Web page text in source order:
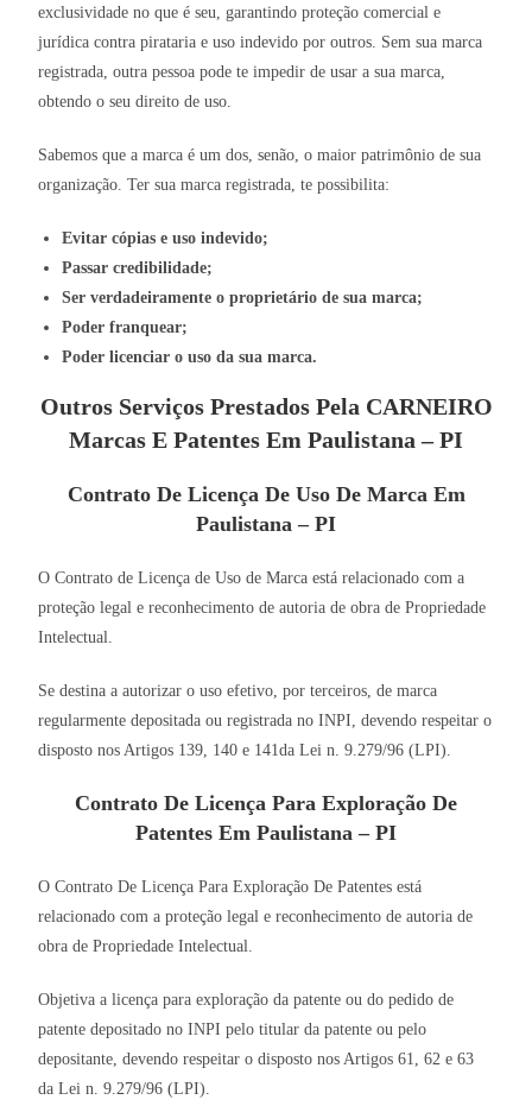
exclusividade no que é seu, garantindo proteção comercial e
jurídica contra pirataria e uso indevido por outros. Sem sua marca
registrada, outra pessoa pode te impedir de usar a sua marca,
obtendo o seu direito de uso.
Sabemos que a marca é um dos, senão, o maior patrimônio de sua
organização. Ter sua marca registrada, te possibilita:
Evitar cópias e uso indevido;
Passar credibilidade;
Ser verdadeiramente o proprietário de sua marca;
Poder franquear;
Poder licenciar o uso da sua marca.
Outros Serviços Prestados Pela CARNEIRO
Marcas E Patentes Em Paulistana – PI
Contrato De Licença De Uso De Marca Em
Paulistana – PI
O Contrato de Licença de Uso de Marca está relacionado com a
proteção legal e reconhecimento de autoria de obra de Propriedade
Intelectual.
Se destina a autorizar o uso efetivo, por terceiros, de marca
regularmente depositada ou registrada no INPI, devendo respeitar o
disposto nos Artigos 139, 140 e 141da Lei n. 9.279/96 (LPI).
Contrato De Licença Para Exploração De
Patentes Em Paulistana – PI
O Contrato De Licença Para Exploração De Patentes está
relacionado com a proteção legal e reconhecimento de autoria de
obra de Propriedade Intelectual.
Objetiva a licença para exploração da patente ou do pedido de
patente depositado no INPI pelo titular da patente ou pelo
depositante, devendo respeitar o disposto nos Artigos 61, 62 e 63
da Lei n. 9.279/96 (LPI).